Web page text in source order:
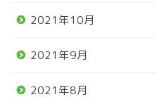
2021年10月
2021年9月
2021年8月